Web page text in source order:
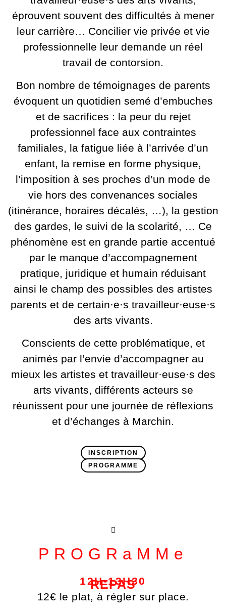
éprouvent souvent des difficultés à mener
leur carrière… Concilier vie privée et vie
professionnelle leur demande un réel
travail de contorsion.
Bon nombre de témoignages de parents
évoquent un quotidien semé d’embuches
et de sacrifices : la peur du rejet
professionnel face aux contraintes
familiales, la fatigue liée à l’arrivée d’un
enfant, la remise en forme physique,
l’imposition à ses proches d’un mode de
vie hors des convenances sociales
(itinérance, horaires décalés, …), la gestion
des gardes, le suivi de la scolarité, … Ce
phénomène est en grande partie accentué
par le manque d’accompagnement
pratique, juridique et humain réduisant
ainsi le champ des possibles des artistes
parents et de certain·e·s travailleur·euse·s
des arts vivants.
Conscients de cette problématique, et
animés par l’envie d’accompagner au
mieux les artistes et travailleur·euse·s des
arts vivants, différents acteurs se
réunissent pour une journée de réflexions
et d’échanges à Marchin.
INSCRIPTION
PROGRAMME
PROGRaMMe
12H-13H30
REPAS
12€ le plat, à régler sur place.